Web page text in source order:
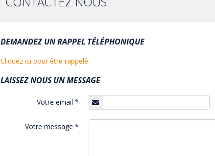
DEMANDEZ UN RAPPEL TÉLÉPHONIQUE
Cliquez ici pour être rappelé
LAISSEZ NOUS UN MESSAGE
Votre email *
Votre message *